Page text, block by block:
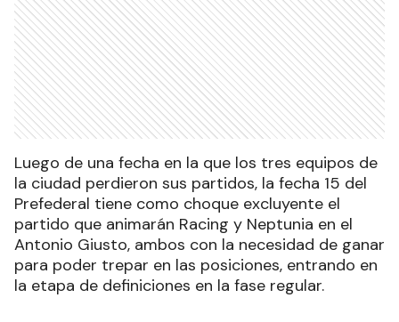
Luego de una fecha en la que los tres equipos de
la ciudad perdieron sus partidos, la fecha 15 del
Prefederal tiene como choque excluyente el
partido que animarán Racing y Neptunia en el
Antonio Giusto, ambos con la necesidad de ganar
para poder trepar en las posiciones, entrando en
la etapa de definiciones en la fase regular.